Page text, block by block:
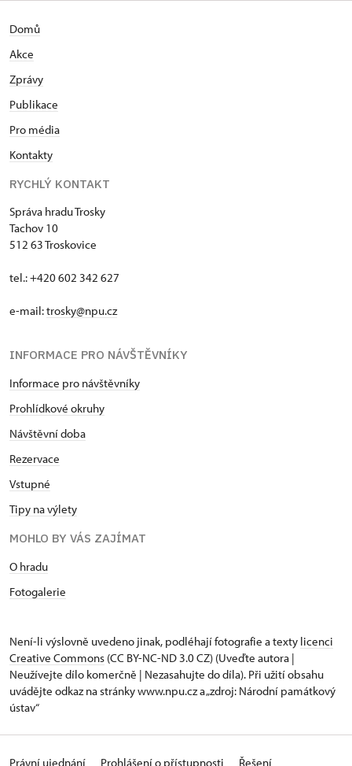
Domů
Akce
Zprávy
Publikace
Pro média
Kontakty
RYCHLÝ KONTAKT
Správa hradu Trosky
Tachov 10
512 63 Troskovice
tel.: +420 602 342 627
e-mail:trosky@npu.cz
INFORMACE PRO NÁVŠTĚVNÍKY
Informace pro návštěvníky
Prohlídkové okruhy
Návštěvní doba
Rezervace
Vstupné
Tipy na výlety
MOHLO BY VÁS ZAJÍMAT
O hradu
Fotogalerie
Není-li výslovně uvedeno jinak, podléhají fotografie a texty licenci
Creative Commons (CC BY-NC-ND 3.0 CZ) (Uveďte autora |
Neužívejte dílo komerčně | Nezasahujte do díla). Při užití obsahu
uvádějte odkaz na stránky www.npu.cz a „zdroj: Národní památkový
ústav“
Právní ujednání Prohlášení o přístupnosti Řešení